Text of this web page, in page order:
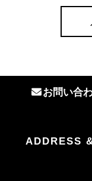
お問い合
ADDRESS